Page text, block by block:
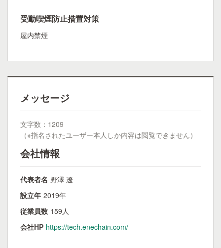
受動喫煙防止措置対策
屋内禁煙
メッセージ
文字数：1209
（※指名されたユーザー本人しか内容は閲覧できません）
会社情報
代表者名 野澤 遼
設立年 2019年
従業員数 159人
会社HP https://tech.enechain.com/